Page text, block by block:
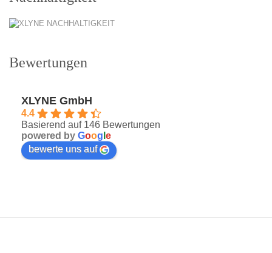
Bewertungen
XLYNE GmbH
4.4
Basierend auf 146 Bewertungen
powered by Goog e
bewerte uns auf